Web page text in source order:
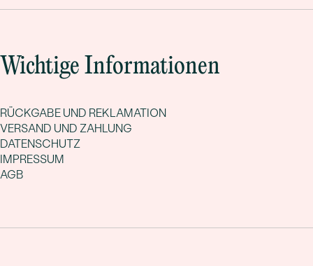
Wichtige Informationen
RÜCKGABE UND REKLAMATION
VERSAND UND ZAHLUNG
DATENSCHUTZ
IMPRESSUM
AGB